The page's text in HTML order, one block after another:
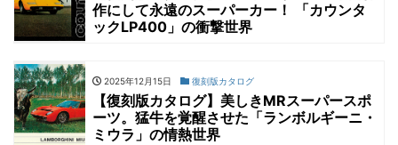
作にして永遠のスーパーカー！ 「カウンタ
ックLP400」の衝撃世界
2025年12月15日 復刻版カタログ
【復刻版カタログ】美しきMRスーパースポ
ーツ。猛牛を覚醒させた「ランボルギーニ・
ミウラ」の情熱世界